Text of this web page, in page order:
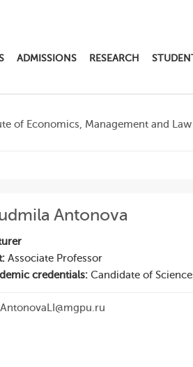
ADMISSIONS RESEARCH
of Economics, Management and Law
Antonova
Associate Professor
credentials: Candidate of
AntonovaLI@mgpu.ru